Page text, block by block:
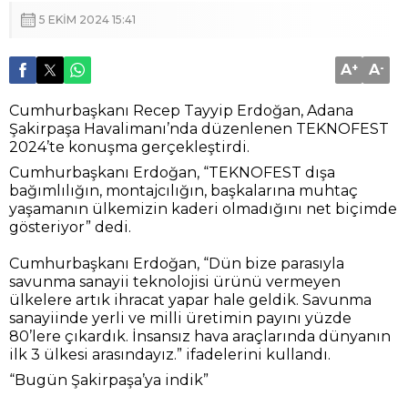
5 EKIM 2024 15:41
A+ A-
Cumhurbaşkanı Recep Tayyip Erdoğan, Adana
Şakirpaşa Havalimanı’nda düzenlenen TEKNOFEST
2024’te konuşma gerçekleştirdi.
Cumhurbaşkanı Erdoğan, “TEKNOFEST dışa
bağımlılığın, montajcılığın, başkalarına muhtaç
yaşamanın ülkemizin kaderi olmadığını net biçimde
gösteriyor” dedi.
Cumhurbaşkanı Erdoğan, “Dün bize parasıyla
savunma sanayii teknolojisi ürünü vermeyen
ülkelere artık ihracat yapar hale geldik. Savunma
sanayiinde yerli ve milli üretimin payını yüzde
80’lere çıkardık. İnsansız hava araçlarında dünyanın
ilk 3 ülkesi arasındayız.” ifadelerini kullandı.
“Bugün Şakirpaşa’ya indik”